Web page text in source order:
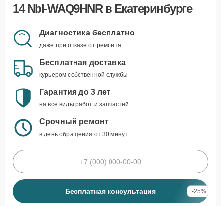
14 Nbl-WAQ9HNRв Екатеринбурге
Диагностика бесплатно
даже при отказе от ремонта
Бесплатная доставка
курьером собственной службы
Гарантия до 3 лет
на все виды работ и запчастей
Срочный ремонт
в день обращения от 30 минут
Бесплатная консультация -25%